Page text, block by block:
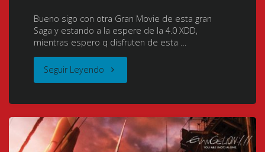
ヲ
場
Bueno sigo con otra Gran Movie de esta gran
Saga y estando a la espere de la 4.0 XDD,
mientras espero q disfruten de esta …
Seguir Leyendo "Evangelion
You
Can